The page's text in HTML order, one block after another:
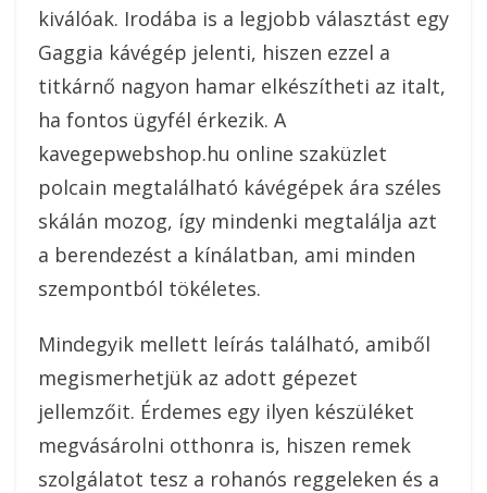
kiválóak. Irodába is a legjobb választást egy
Gaggia kávégép jelenti, hiszen ezzel a
titkárnő nagyon hamar elkészítheti az italt,
ha fontos ügyfél érkezik. A
kavegepwebshop.hu online szaküzlet
polcain megtalálható kávégépek ára széles
skálán mozog, így mindenki megtalálja azt
a berendezést a kínálatban, ami minden
szempontból tökéletes.
Mindegyik mellett leírás található, amiből
megismerhetjük az adott gépezet
jellemzőit. Érdemes egy ilyen készüléket
megvásárolni otthonra is, hiszen remek
szolgálatot tesz a rohanós reggeleken és a